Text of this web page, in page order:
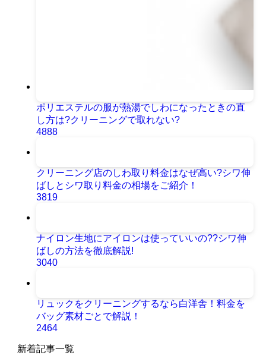
ポリエステルの服が熱湯でしわになったときの直
し方は?クリーニングで取れない?
4888
クリーニング店のしわ取り料金はなぜ高い?シワ伸
ばしとシワ取り料金の相場をご紹介！
3819
ナイロン生地にアイロンは使っていいの??シワ伸
ばしの方法を徹底解説!
3040
リュックをクリーニングするなら白洋舎！料金を
バッグ素材ごとで解説！
2464
新着記事一覧